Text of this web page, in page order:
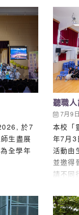
於7
生盡展
全學年
聽職
7月9
本校「
年7月3
活動由
並邀得
請不同
書」與
實了解